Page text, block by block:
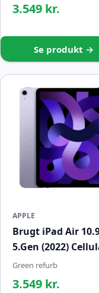
3.549 kr.
Se produkt →
APPLE
Brugt iPad Air
5.Gen (2022)
Green refurb
3.549 kr.